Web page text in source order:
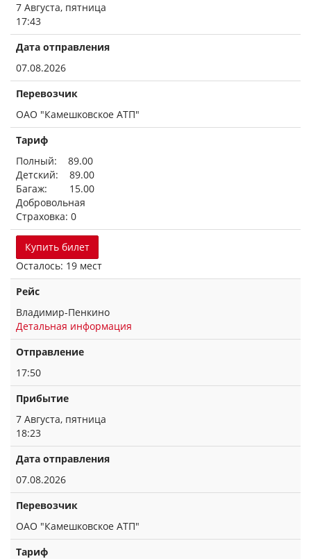
7 Августа, пятница
17:43
Дата отправления
07.08.2026
Перевозчик
ОАО "Камешковское АТП"
Тариф
Полный: 89.00
Детский: 89.00
Багаж: 15.00
Добровольная
Страховка: 0
Купить билет
Осталось: 19 мест
Рейс
Владимир-Пенкино
Детальная информация
Отправление
17:50
Прибытие
7 Августа, пятница
18:23
Дата отправления
07.08.2026
Перевозчик
ОАО "Камешковское АТП"
Тариф